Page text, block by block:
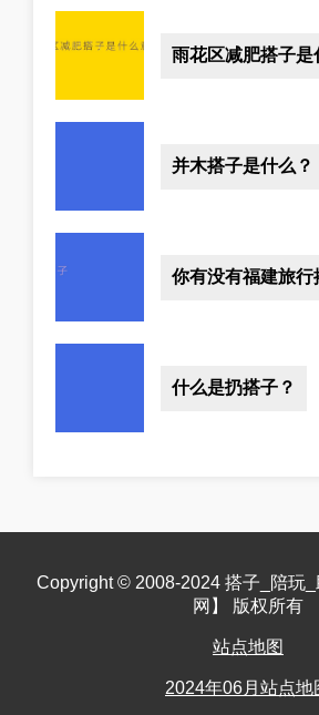
雨花区减肥搭子是
并木搭子是什么？
你有没有福建旅行
什么是扔搭子？
Copyright © 2008-2024 搭子_陪玩
网】 版权所有
站点地图
2024年06月站点地